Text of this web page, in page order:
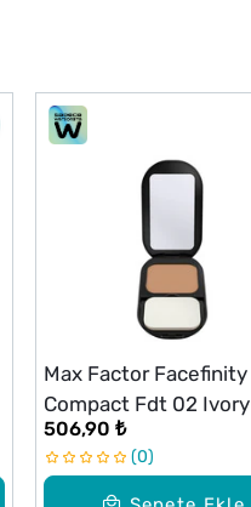
Max Factor Facefinity
Compact Fdt 02 Ivory
506,90 ₺
0